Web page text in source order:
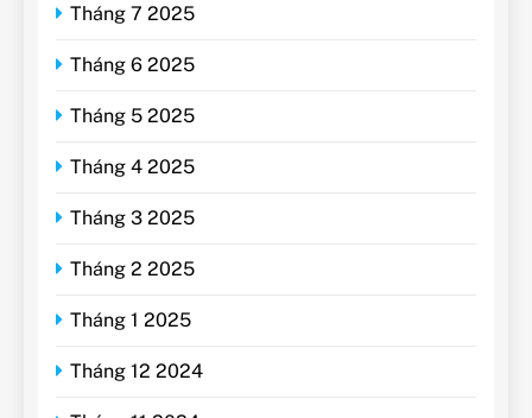
Tháng 7 2025
Tháng 6 2025
Tháng 5 2025
Tháng 4 2025
Tháng 3 2025
Tháng 2 2025
Tháng 1 2025
Tháng 12 2024